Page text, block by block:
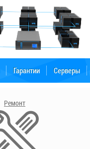
Гарантии Серверы
Ремонт